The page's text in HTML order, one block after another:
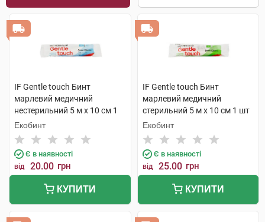
IF Gentle touch Бинт
марлевий медичний
нестерильний 5 м х 10 см 1
шт
Екобинт
Є в наявності
від 20.00 грн
КУПИТИ
IF Gentle touch Бинт
марлевий медичний
стерильний 5 м х 10 см 1 шт
Екобинт
Є в наявності
від 25.00 грн
КУПИТИ